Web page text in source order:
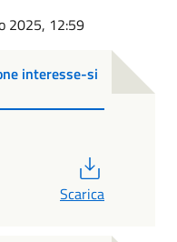
2025, 12:59
interesse-si
Scarica